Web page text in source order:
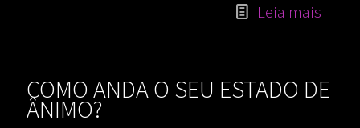
Leia mais
COMO ANDA O SEU ESTADO DE
ÂNIMO?